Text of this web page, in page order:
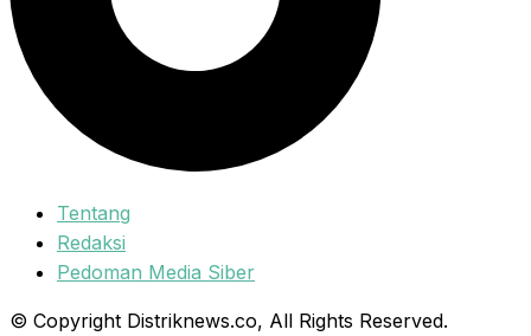
Tentang
Redaksi
Pedoman Media Siber
© Copyright Distriknews.co, All Rights Reserved.